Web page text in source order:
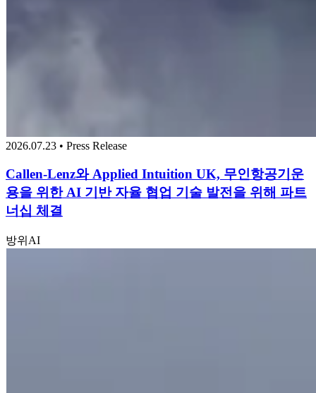
2026.07.23 • Press Release
Callen-Lenz와 Applied Intuition UK, 무인항공기운
용을 위한 AI 기반 자율 협업 기술 발전을 위해 파트
너십 체결
방위 AI